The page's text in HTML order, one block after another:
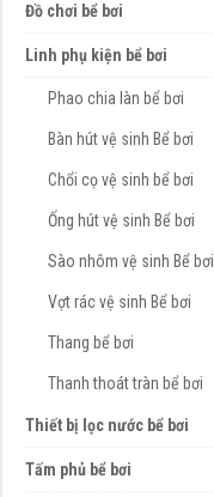
Đồ chơi bể bơi
Linh phụ kiện bể bơi
Phao chia làn bể bơi
Bàn hút vệ sinh Bể bơi
Chổi cọ vệ sinh bể bơi
Ống hút vệ sinh Bể bơi
Sào nhôm vệ sinh Bể bơi
Vợt rác vệ sinh Bể bơi
Thang bể bơi
Thanh thoát tràn bể bơi
Thiết bị lọc nước bể bơi
Tấm phủ bể bơi